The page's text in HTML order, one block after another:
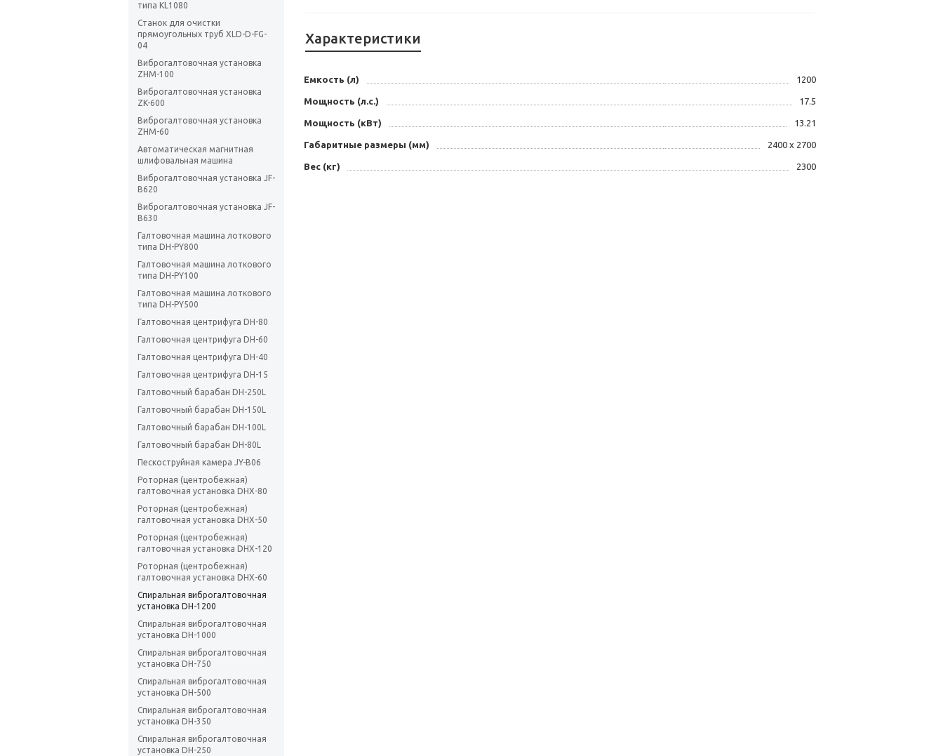
типа KL1080
Станок для очистки
прямоугольных труб XLD-D-FG-
04
Виброгалтовочная установка
ZHM-100
Виброгалтовочная установка
ZK-600
Виброгалтовочная установка
ZHM-60
Автоматическая магнитная
шлифовальная машина
Виброгалтовочная установка JF-
B620
Виброгалтовочная установка JF-
B630
Галтовочная машина лоткового
типа DH-PY800
Галтовочная машина лоткового
типа DH-PY100
Галтовочная машина лоткового
типа DH-PY500
Галтовочная центрифуга DH-80
Галтовочная центрифуга DH-60
Галтовочная центрифуга DH-40
Галтовочная центрифуга DH-15
Галтовочный барабан DH-250L
Галтовочный барабан DH-150L
Галтовочный барабан DH-100L
Галтовочный барабан DH-80L
Пескоструйная камера JY-B06
Роторная (центробежная)
галтовочная установка DHX-80
Роторная (центробежная)
галтовочная установка DHX-50
Роторная (центробежная)
галтовочная установка DHX-120
Роторная (центробежная)
галтовочная установка DHX-60
Спиральная виброгалтовочная
установка DH-1200
Спиральная виброгалтовочная
установка DH-1000
Спиральная виброгалтовочная
установка DH-750
Спиральная виброгалтовочная
установка DH-500
Спиральная виброгалтовочная
установка DH-350
Спиральная виброгалтовочная
установка DH-250
Характеристики
Емкость (л) 1200
Мощность (л.с.) 17.5
Мощность (кВт) 13.21
Габаритные размеры (мм) 2400 х 2700
Вес (кг) 2300